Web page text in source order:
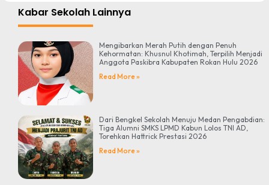
Kabar Sekolah Lainnya
Mengibarkan Merah Putih dengan Penuh
Kehormatan: Khusnul Khotimah, Terpilih Menjadi
Anggota Paskibra Kabupaten Rokan Hulu 2026
Read More »
Dari Bengkel Sekolah Menuju Medan Pengabdian:
Tiga Alumni SMKS LPMD Kabun Lolos TNI AD,
Torehkan Hattrick Prestasi 2026
Read More »